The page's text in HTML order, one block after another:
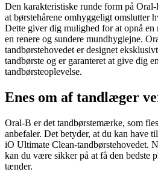
Den karakteristiske runde form på
at børstehårene omhyggeligt omslutter
Dette giver dig mulighed for at opnå
en renere og sundere mundhygiejne.
tandbørstehovedet er designet
tandbørste og er garanteret at give dig
tandbørsteoplevelse.
Enes om af tandlæger
Oral-B er det tandbørstemærke, som
anbefaler. Det betyder, at du kan have
iO Ultimate Clean-tandbørstehovedet.
kan du være sikker på at få den bedste
tænder.